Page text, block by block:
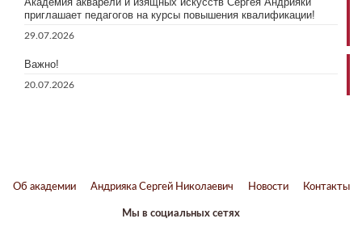
приглашает педагогов на курсы повышения квалификации!
29.07.2026
Важно!
20.07.2026
Об академии Андрияка Сергей Николаевич Новости Контакты
Мы в социальных сетях